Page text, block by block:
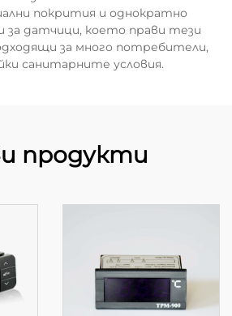
покрития и однократно
за датчици, което прави тези
за много потребители,
санитарните условия.
продукти